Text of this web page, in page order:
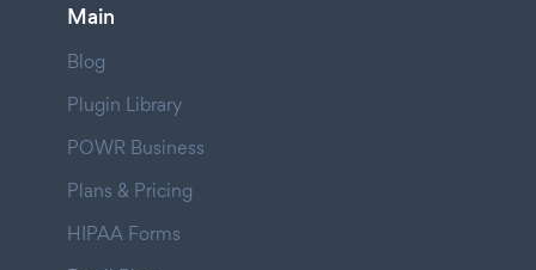
Main
Blog
Plugin Library
POWR Business
Plans & Pricing
HIPAA Forms